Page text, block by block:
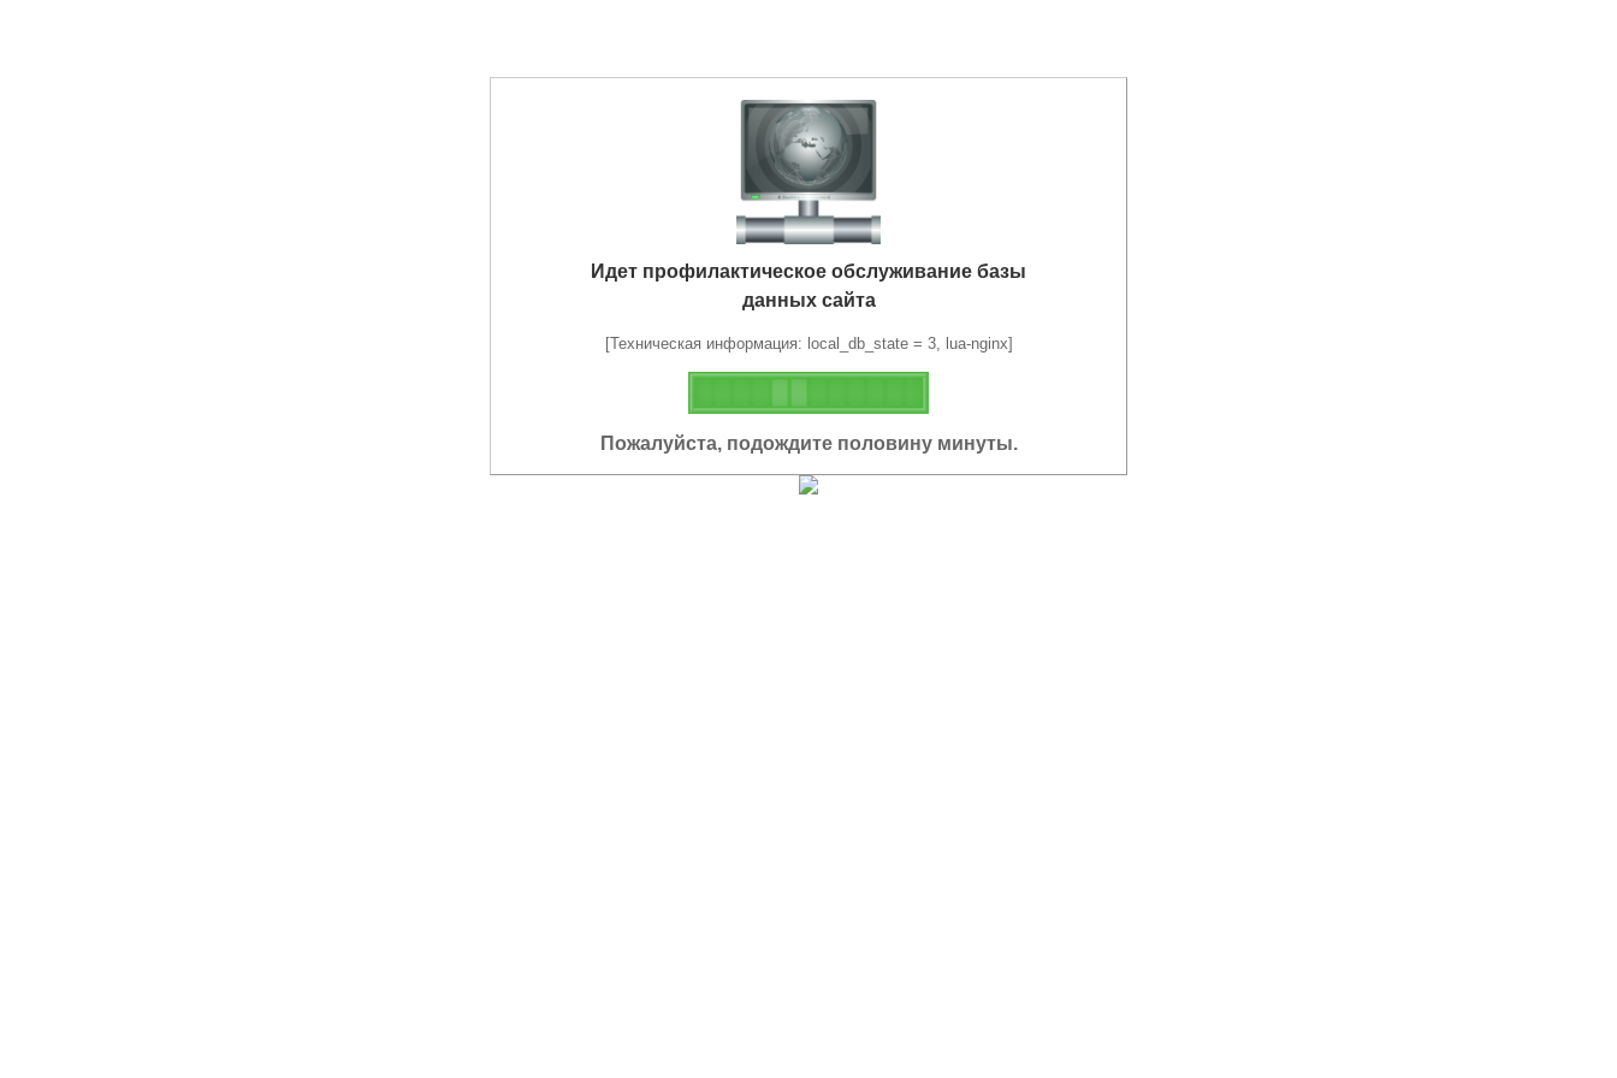
Идет профилактическое обслуживание базы
данных сайта
[Техническая информация: local_db_state = 3, lua-nginx]
Пожалуйста, подождите половину минуты.